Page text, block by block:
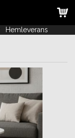
Hemleverans
Hemleverans